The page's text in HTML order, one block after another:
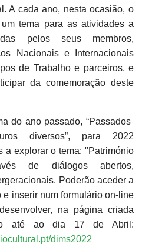
A cada ano, nesta ocasião, o
um tema para as atividades a
pelos seus membros,
Nacionais e Internacionais
de Trabalho e parceiros, e
da comemoração deste
do ano passado, “Passados
diversos”, para 2022
a explorar o tema: "Património
de diálogos abertos,
Poderão aceder a
e inserir num formulário on-line
na página criada
até ao dia 17 de Abril:
dims2022